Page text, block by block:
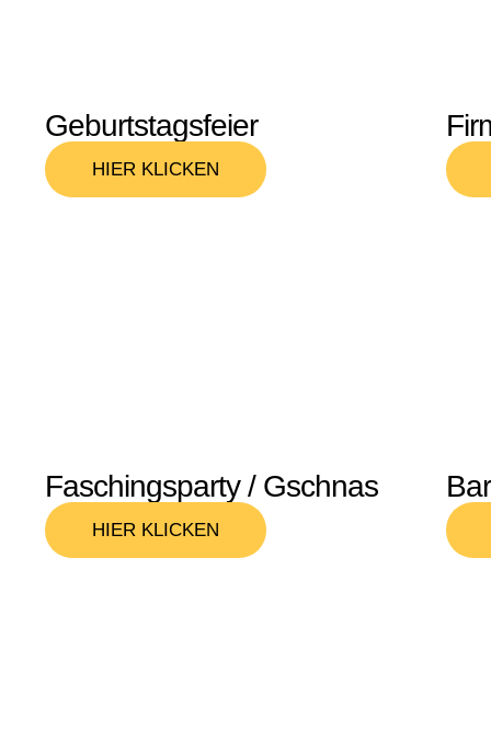
Geburtstagsfeier
HIER KLICKEN
Faschingsparty / Gschnas
HIER KLICKEN